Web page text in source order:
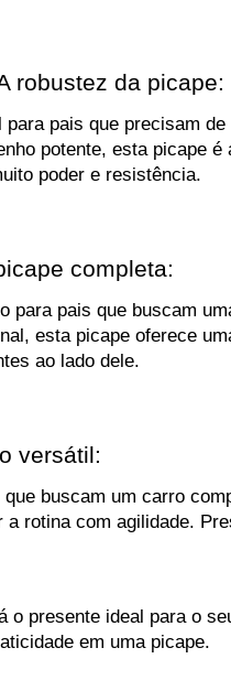
robustez da picape:
para pais que precisam
potente, esta picape
poder e resistência.
completa:
para pais que buscam
esta picape oferece
ao lado dele.
versátil:
buscam um carro
rotina com agilidade.
o presente ideal para o
em uma picape.